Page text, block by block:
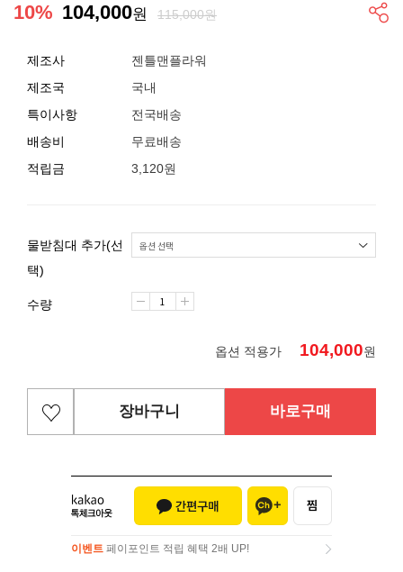
10% 104,000원 115,000원
제조사
젠틀맨플라워
제조국
국내
특이사항
전국배송
배송비
무료배송
적립금
3,120원
물받침대 추가(선
택)
수량
옵션 적용가 104,000원
장바구니 바로구매
이벤트 페이포인트 적립 혜택 2배 UP!